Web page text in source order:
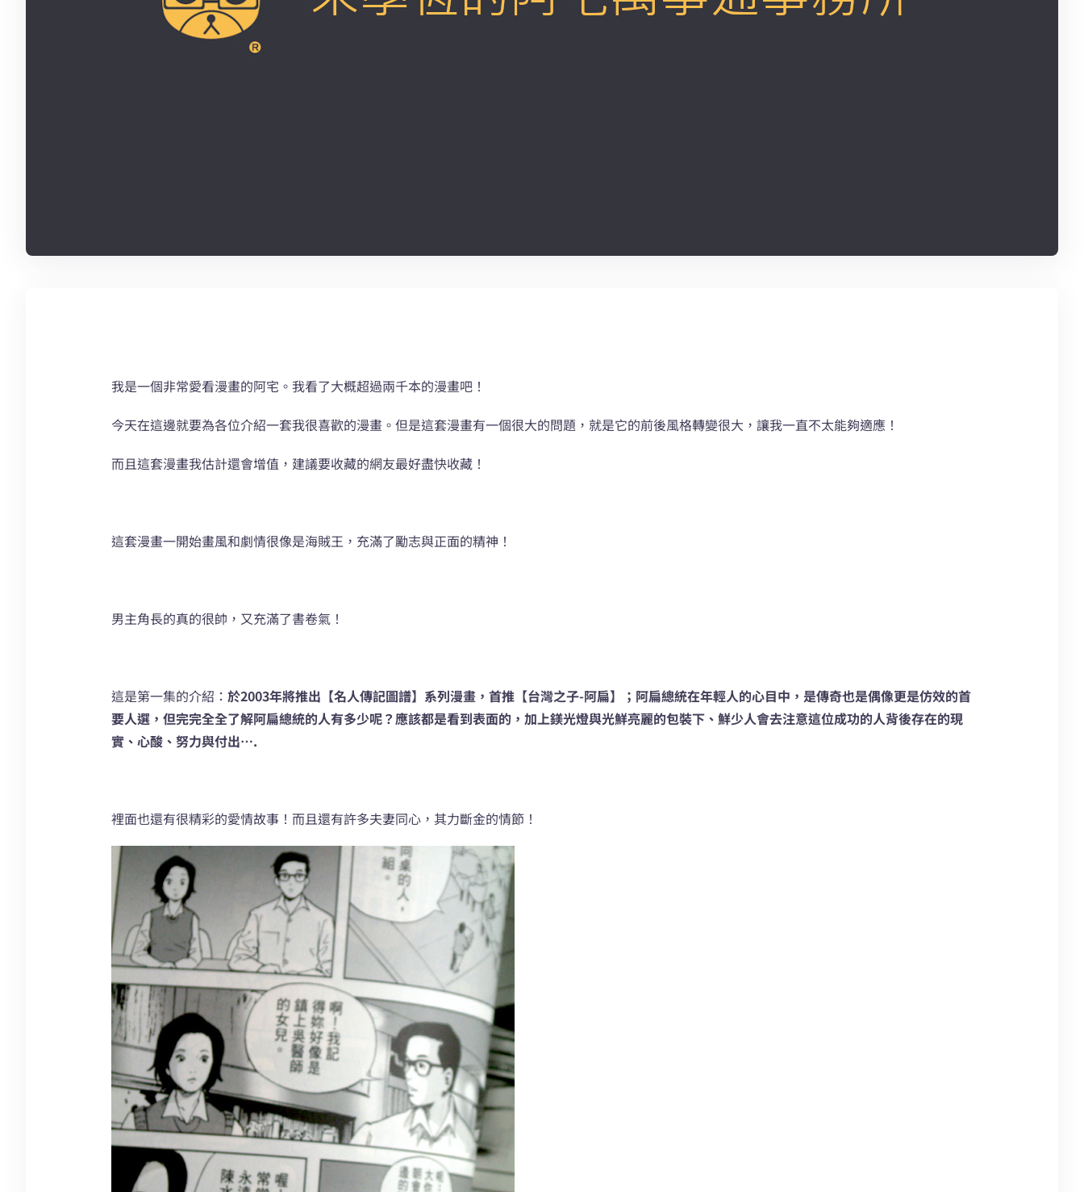
我是一個非常愛看漫畫的阿宅。我看了大概超過兩千本的漫畫吧！
今天在這邊就要為各位介紹一套我很喜歡的漫畫。但是這套漫畫有一個很大的問題，就是它的前後風格轉變很大，讓我一直不太能夠適應！
而且這套漫畫我估計還會增值，建議要收藏的網友最好盡快收藏！
這套漫畫一開始畫風和劇情很像是海賊王，充滿了勵志與正面的精神！
男主角長的真的很帥，又充滿了書卷氣！
這是第一集的介紹：於2003年將推出【名人傳記圖譜】系列漫畫，首推【台灣之子-阿扁】；阿扁總統在年輕人的心目中，是傳奇也是偶像更是仿效的首
要人選，但完完全全了解阿扁總統的人有多少呢？應該都是看到表面的，加上鎂光燈與光鮮亮麗的包裝下、鮮少人會去注意這位成功的人背後存在的現
實、心酸、努力與付出….
裡面也還有很精彩的愛情故事！而且還有許多夫妻同心，其力斷金的情節！